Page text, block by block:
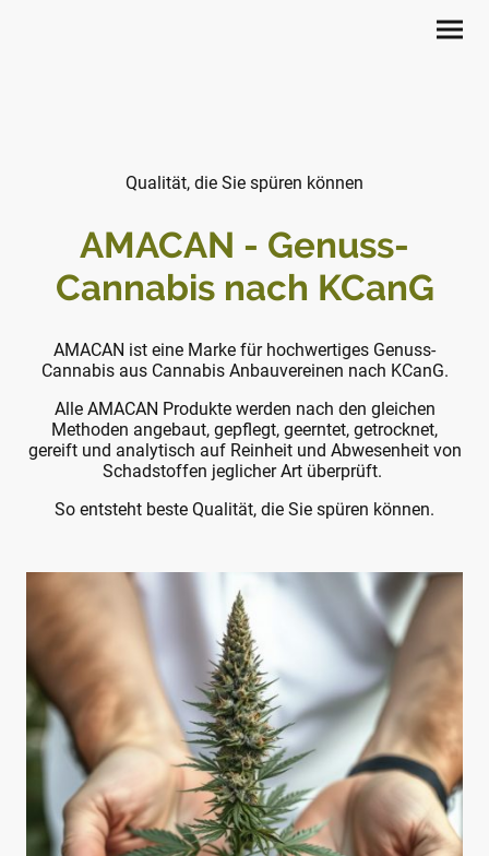
Qualität, die Sie spüren können
AMACAN - Genuss-
Cannabis nach KCanG
AMACAN ist eine Marke für hochwertiges Genuss-
Cannabis aus Cannabis Anbauvereinen nach KCanG.
Alle AMACAN Produkte werden nach den gleichen
Methoden angebaut, gepflegt, geerntet, getrocknet,
gereift und analytisch auf Reinheit und Abwesenheit von
Schadstoffen jeglicher Art überprüft.
So entsteht beste Qualität, die Sie spüren können.